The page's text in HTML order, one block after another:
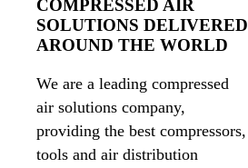
COMPRESSED AIR
SOLUTIONS DELIVERED
AROUND THE WORLD
We are a leading compressed
air solutions company,
providing the best compressors,
tools and air distribution